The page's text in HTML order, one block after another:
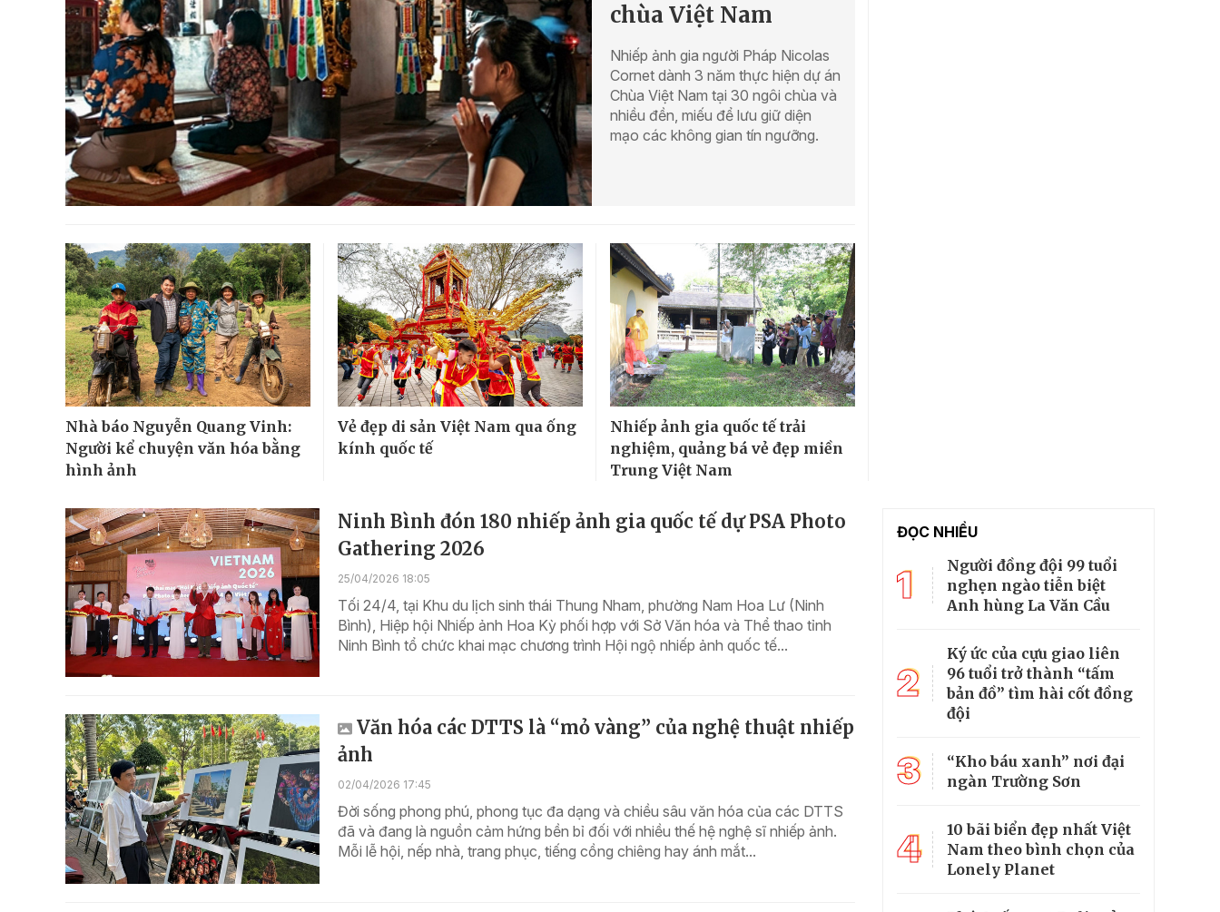
chùa Việt Nam
Nhiếp ảnh gia người Pháp Nicolas
Cornet dành 3 năm thực hiện dự án
Chùa Việt Nam tại 30 ngôi chùa và
nhiều đền, miếu để lưu giữ diện
mạo các không gian tín ngưỡng.
Nhà báo Nguyễn Quang Vinh:
Người kể chuyện văn hóa bằng
hình ảnh
Vẻ đẹp di sản Việt Nam qua ống
kính quốc tế
Nhiếp ảnh gia quốc tế trải
nghiệm, quảng bá vẻ đẹp miền
Trung Việt Nam
Ninh Bình đón 180 nhiếp ảnh gia quốc tế dự PSA Photo
Gathering 2026
25/04/2026 18:05
Tối 24/4, tại Khu du lịch sinh thái Thung Nham, phường Nam Hoa Lư (Ninh
Bình), Hiệp hội Nhiếp ảnh Hoa Kỳ phối hợp với Sở Văn hóa và Thể thao tỉnh
Ninh Bình tổ chức khai mạc chương trình Hội ngộ nhiếp ảnh quốc tế...
Văn hóa các DTTS là “mỏ vàng” của nghệ thuật nhiếp
ảnh
02/04/2026 17:45
Đời sống phong phú, phong tục đa dạng và chiều sâu văn hóa của các DTTS
đã và đang là nguồn cảm hứng bền bỉ đối với nhiều thế hệ nghệ sĩ nhiếp ảnh.
Mỗi lễ hội, nếp nhà, trang phục, tiếng cồng chiêng hay ánh mắt...
ĐỌC NHIỀU
1
Người đồng đội 99 tuổi
nghẹn ngào tiễn biệt
Anh hùng La Văn Cầu
2
Ký ức của cựu giao liên
96 tuổi trở thành “tấm
bản đồ” tìm hài cốt đồng
đội
3
“Kho báu xanh” nơi đại
ngàn Trường Sơn
4
10 bãi biển đẹp nhất Việt
Nam theo bình chọn của
Lonely Planet